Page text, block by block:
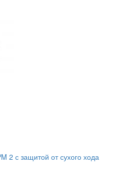
2 с защитой от сухого хода